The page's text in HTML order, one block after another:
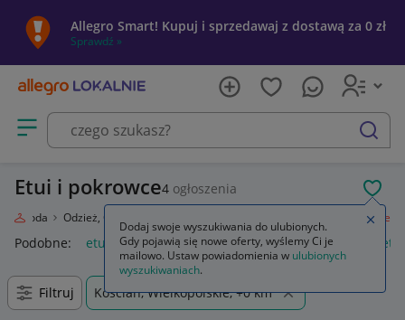
Allegro Smart! Kupuj i sprzedawaj z dostawą za 0 zł
Sprawdź »
Otwórz menu z kategoriami
szukaj
Etui i pokrowce4 ogłoszenia
Moda Odzież, Obuwie, Dodatki Etui i pokrowce
Podobne: etui i pokrowce etui i pokrowce na słuchawki
Filtruj Kościan, Wielkopolskie, +0 km
Dodaj swoje wyszukiwania do ulubionych.
Gdy pojawią się nowe oferty, wyślemy Ci je
mailowo. Ustaw powiadomienia w ulubionych
wyszukiwaniach.